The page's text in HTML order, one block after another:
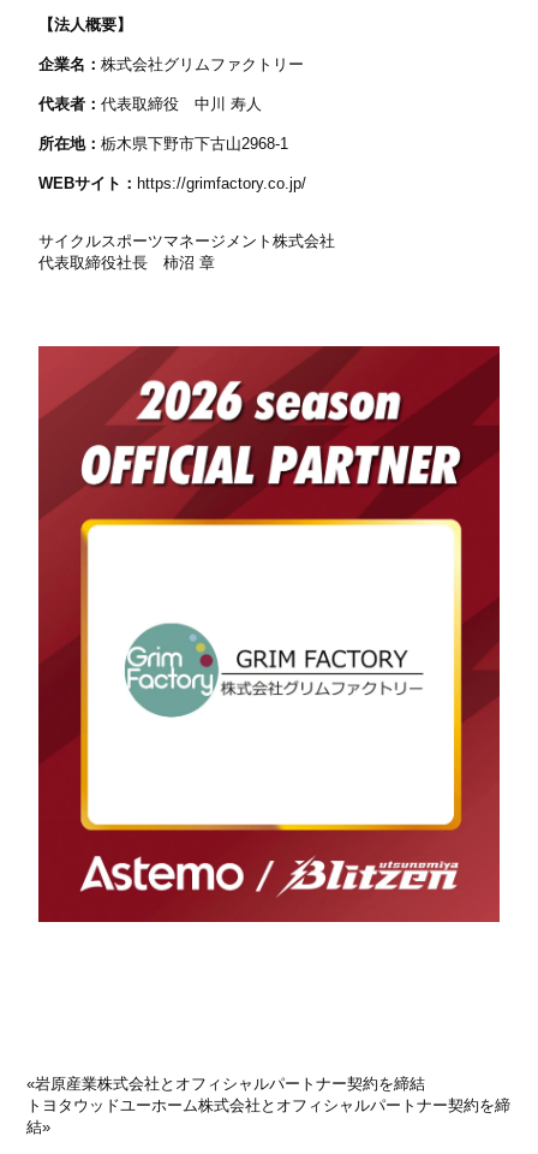
【法人概要】
企業名：株式会社グリムファクトリー
代表者：代表取締役 中川 寿人
所在地：栃木県下野市下古山2968-1
WEBサイト： https://grimfactory.co.jp/
サイクルスポーツマネージメント株式会社
代表取締役社長 柿沼 章
«岩原産業株式会社とオフィシャルパートナー契約を締結
トヨタウッドユーホーム株式会社とオフィシャルパートナー契約を締
結»